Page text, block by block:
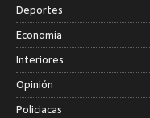
Deportes
Economía
Interiores
Opinión
Policiacas